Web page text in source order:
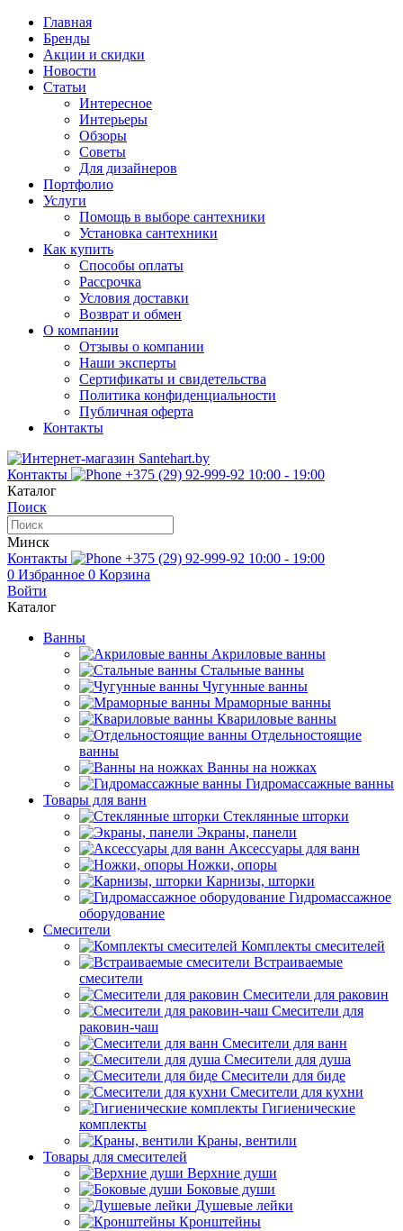
Главная
Бренды
Акции и скидки
Новости
Статьи
Интересное
Интерьеры
Обзоры
Советы
Для дизайнеров
Портфолио
Услуги
Помощь в выборе сантехники
Установка сантехники
Как купить
Способы оплаты
Рассрочка
Условия доставки
Возврат и обмен
О компании
Отзывы о компании
Наши эксперты
Сертификаты и свидетельства
Политика конфиденциальности
Публичная оферта
Контакты
Контакты +375 (29) 92-999-92 10:00 - 19:00
Каталог
Поиск
Минск
Контакты
+375 (29) 92-999-92 10:00 - 19:00
0 Избранное 0 Корзина
Войти
Каталог
Ванны
Акриловые ванны
Стальные ванны
Чугунные ванны
Мраморные ванны
Квариловые ванны
Отдельностоящие
ванны
Ванны на ножках
Гидромассажные ванны
Товары для ванн
Стеклянные шторки
Экраны, панели
Аксессуары для ванн
Ножки, опоры
Карнизы, шторки
Гидромассажное
оборудование
Смесители
Комплекты смесителей
Встраиваемые
смесители
Смесители для раковин
Смесители для
раковин-чаш
Смесители для ванн
Смесители для душа
Смесители для биде
Смесители для кухни
Гигиенические
комплекты
Краны, вентили
Товары для смесителей
Верхние души
Боковые души
Душевые лейки
Кронштейны